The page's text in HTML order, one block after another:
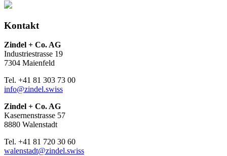
Kontakt
Zindel + Co. AG
Industriestrasse 19
7304 Maienfeld
Tel. +41 81 303 73 00
info@zindel.swiss
Zindel + Co. AG
Kasernenstrasse 57
8880 Walenstadt
Tel. +41 81 720 30 60
walenstadt@zindel.swiss